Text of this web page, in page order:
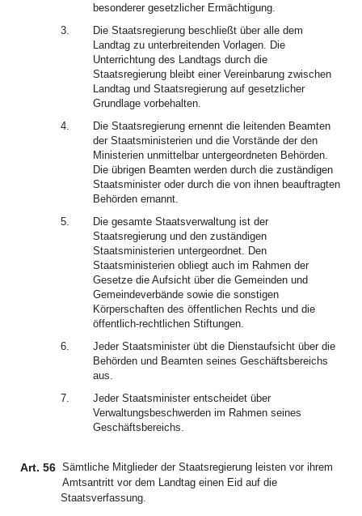
besonderer gesetzlicher Ermächtigung.
3.
Die Staatsregierung beschließt über alle dem
Landtag zu unterbreitenden Vorlagen. Die
Unterrichtung des Landtags durch die
Staatsregierung bleibt einer Vereinbarung zwischen
Landtag und Staatsregierung auf gesetzlicher
Grundlage vorbehalten.
4.
Die Staatsregierung ernennt die leitenden Beamten
der Staatsministerien und die Vorstände der den
Ministerien unmittelbar untergeordneten Behörden.
Die übrigen Beamten werden durch die zuständigen
Staatsminister oder durch die von ihnen beauftragten
Behörden ernannt.
5.
Die gesamte Staatsverwaltung ist der
Staatsregierung und den zuständigen
Staatsministerien untergeordnet. Den
Staatsministerien obliegt auch im Rahmen der
Gesetze die Aufsicht über die Gemeinden und
Gemeindeverbände sowie die sonstigen
Körperschaften des öffentlichen Rechts und die
öffentlich-rechtlichen Stiftungen.
6.
Jeder Staatsminister übt die Dienstaufsicht über die
Behörden und Beamten seines Geschäftsbereichs
aus.
7.
Jeder Staatsminister entscheidet über
Verwaltungsbeschwerden im Rahmen seines
Geschäftsbereichs.
Art. 56 Sämtliche Mitglieder der Staatsregierung leisten vor ihrem
Amtsantritt vor dem Landtag einen Eid auf die
Staatsverfassung.